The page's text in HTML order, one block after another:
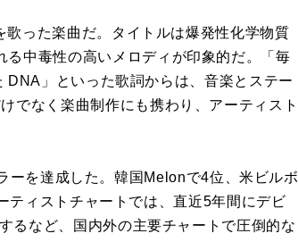
歌った楽曲だ。タイトルは爆発性化学物質
る中毒性の高いメロディが印象的だ。「毎
」といった歌詞からは、音楽とステー
でな く楽曲制作にも携わり、アーティスト
ーを達成した。韓国Melonで4位、米ビルボ
ティストチャートでは、直近5年間にデビ
る な ど、国内外の主要チャートで圧倒 的な